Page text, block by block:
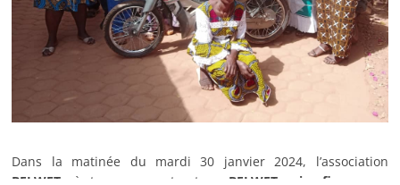
Dans la matinée du mardi 30 janvier 2024, l’association
BELWET , à travers sa structure BELWET microfinance